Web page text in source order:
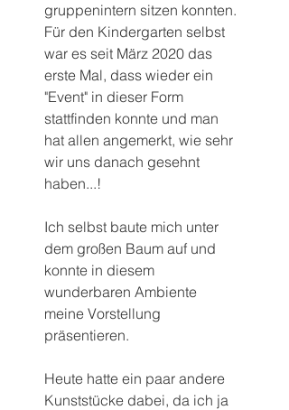
gruppenintern sitzen konnten.
Für den Kindergarten selbst
war es seit März 2020 das
erste Mal, dass wieder ein
"Event" in dieser Form
stattfinden konnte und man
hat allen angemerkt, wie sehr
wir uns danach gesehnt
haben...!
Ich selbst baute mich unter
dem großen Baum auf und
konnte in diesem
wunderbaren Ambiente
meine Vorstellung
präsentieren.
Heute hatte ein paar andere
Kunststücke dabei, da ich ja